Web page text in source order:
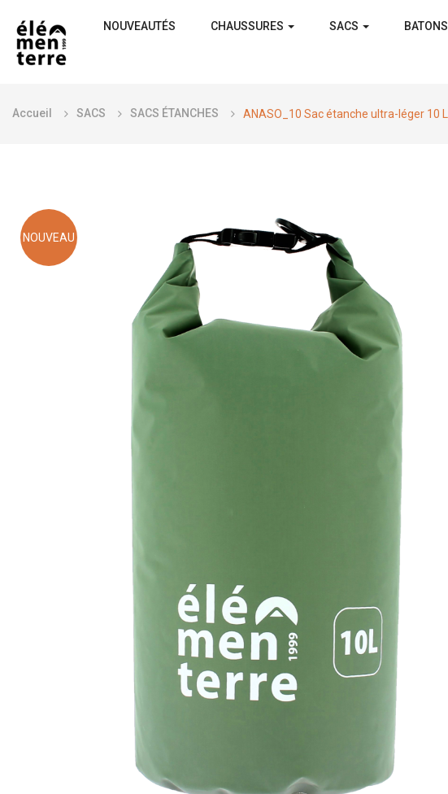
NOUVEAUTÉS CHAUSSURES SACS BATONS
Accueil SACS SACS ÉTANCHES ANASO_10 Sac étanche ultra-léger 10 L
NOUVEAU